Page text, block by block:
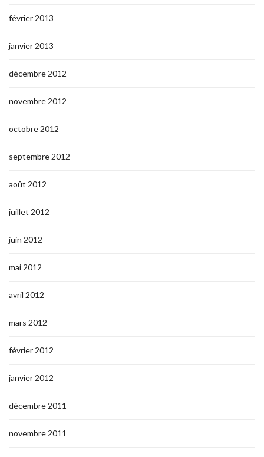
février 2013
janvier 2013
décembre 2012
novembre 2012
octobre 2012
septembre 2012
août 2012
juillet 2012
juin 2012
mai 2012
avril 2012
mars 2012
février 2012
janvier 2012
décembre 2011
novembre 2011